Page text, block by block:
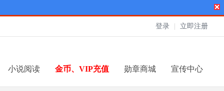
登录 立即注册
小说阅读 金币、VIP充值 勋章商城 宣传中心